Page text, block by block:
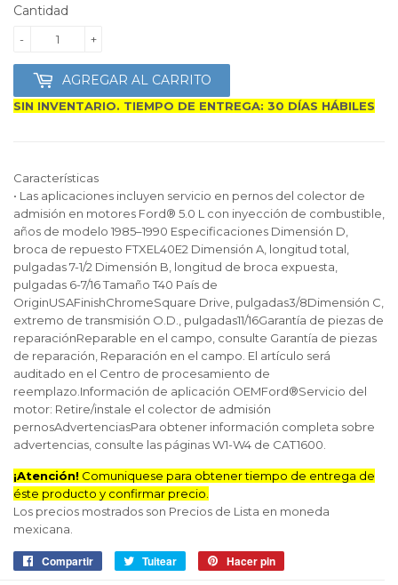
Cantidad
+
-
AGREGAR AL CARRITO
SIN INVENTARIO. TIEMPO DE ENTREGA: 30 DÍAS HÁBILES
Características
• Las aplicaciones incluyen servicio en pernos del colector de
admisión en motores Ford® 5.0 L con inyección de combustible,
años de modelo 1985–1990 Especificaciones Dimensión D,
broca de repuesto FTXEL40E2 Dimensión A, longitud total,
pulgadas 7-1/2 Dimensión B, longitud de broca expuesta,
pulgadas 6-7/16 Tamaño T40 País de
OriginUSAFinishChromeSquare Drive, pulgadas3/8Dimensión C,
extremo de transmisión O.D., pulgadas11/16Garantía de piezas de
reparaciónReparable en el campo, consulte Garantía de piezas
de reparación, Reparación en el campo. El artículo será
auditado en el Centro de procesamiento de
reemplazo.Información de aplicación OEMFord®Servicio del
motor: Retire/instale el colector de admisión
pernosAdvertenciasPara obtener información completa sobre
advertencias, consulte las páginas W1-W4 de CAT1600.
¡Atención! Comuniquese para obtener tiempo de entrega de
éste producto y confirmar precio.
Los precios mostrados son Precios de Lista en moneda
mexicana.
Compartir
CompartirTuitear
Tuitear Hacer pin